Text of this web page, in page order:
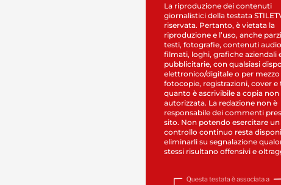
La riproduzione dei contenuti
giornalistici della testata
riservata. Pertanto, è vietata la
riproduzione e l’uso, anche
testi, fotografie, contenuti
filmati, loghi, grafiche aziendali
pubblicitarie, con qualsiasi
elettronico/digitale o per mezzo
fotocopie, registrazioni, cover
quanto è ascrivibile a copia non
autorizzata. La redazione non è
responsabile dei commenti
sito. Non potendo esercitare un
controllo continuo resta
eliminarli su segnalazione
stessi risultano offensivi e